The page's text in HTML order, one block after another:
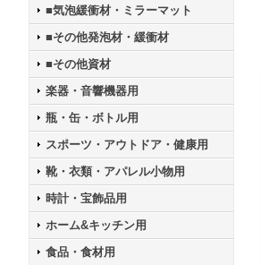
■気泡緩衝材・ミラーマット
■その他発泡材・緩衝材
■その他資材
楽器・音響機器用
瓶・缶・ボトル用
スポーツ・アウトドア・健康用
靴・衣類・アパレル小物用
時計・宝飾品用
ホーム&キッチン用
食品・食材用